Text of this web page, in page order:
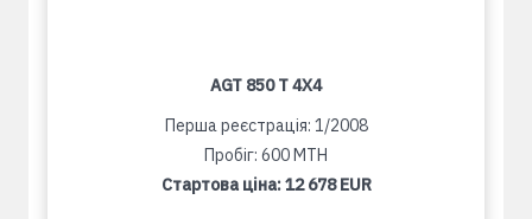
AGT 850 T 4X4
Перша реєстрація: 1/2008
Пробіг: 600 MTH
Стартова ціна:12 678 EUR